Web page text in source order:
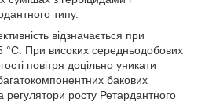
типу.
відзначається при
°С. При високих середньодобових
повітря доцільно уникати
бакових
регулятори росту Ретардантного